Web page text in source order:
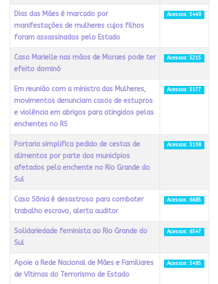
Dias das Mães é marcado por
manifestações de mulheres cujos filhos
foram assassinados pelo Estado
Acessos: 5449
Caso Marielle nas mãos de Moraes pode ter
efeito dominó
Acessos: 5215
Em reunião com a ministra das Mulheres,
movimentos denunciam casos de estupros
e violência em abrigos para atingidos pelas
enchentes no RS
Acessos: 5177
Portaria simplifica pedido de cestas de
alimentos por parte dos municípios
afetados pela enchente no Rio Grande do
Sul
Acessos: 5138
Caso Sônia é desastroso para combater
trabalho escravo, alerta auditor
Acessos: 6685
Solidariedade feminista ao Rio Grande do
Sul
Acessos: 6547
Apoie a Rede Nacional de Mães e Familiares
de Vítimas do Terrorismo de Estado
Acessos: 5495